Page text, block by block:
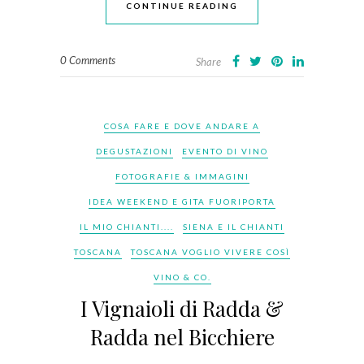
CONTINUE READING
0 Comments Share
COSA FARE E DOVE ANDARE A
DEGUSTAZIONI EVENTO DI VINO
FOTOGRAFIE & IMMAGINI
IDEA WEEKEND E GITA FUORIPORTA
IL MIO CHIANTI.... SIENA E IL CHIANTI
TOSCANA TOSCANA VOGLIO VIVERE COSÌ
VINO & CO.
I Vignaioli di Radda &
Radda nel Bicchiere